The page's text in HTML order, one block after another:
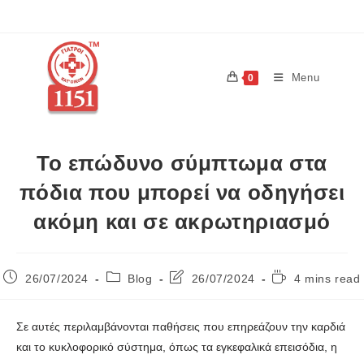
0 Menu
Το επώδυνο σύμπτωμα στα
πόδια που μπορεί να οδηγήσει
ακόμη και σε ακρωτηριασμό
26/07/2024 Blog 26/07/2024 4 mins read
Σε αυτές περιλαμβάνονται παθήσεις που επηρεάζουν την καρδιά
και το κυκλοφορικό σύστημα, όπως τα εγκεφαλικά επεισόδια, η